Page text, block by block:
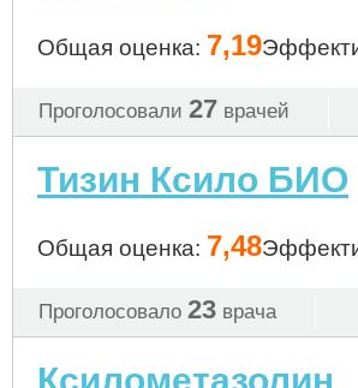
Общая оценка: 7,19
Проголосовали 27 врачей
Тизин Ксило БИО
Общая оценка: 7,48
Проголосовало 23 врача